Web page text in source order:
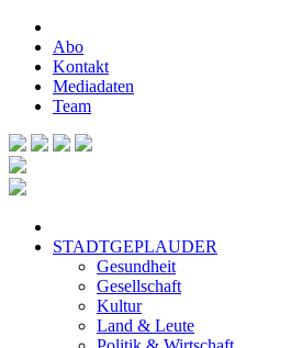
Abo
Kontakt
Mediadaten
Team
STADTGEPLAUDER
Gesundheit
Gesellschaft
Kultur
Land & Leute